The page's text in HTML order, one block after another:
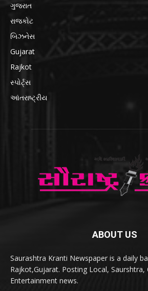
ગુજરાત
રાજકોટ
બિઝનેસ
Gujarat
Rajkot
સ્પોર્ટ્સ
આંતરાષ્ટ્રીય
ABOUT US
Saurashtra Kranti Newspaper is a daily
Rajkot,Gujarat. Posting Local, Saurshtra,
Entertainment news.